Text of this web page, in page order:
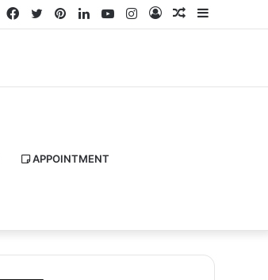
Sidebar
Random
Log
Instagram
YouTube
LinkedIn
Pinterest
Twitter
Facebook
APPOINTMENT